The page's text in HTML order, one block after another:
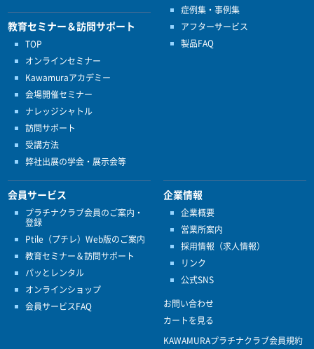
教育セミナー＆訪問サポート
TOP
オンラインセミナー
Kawamuraアカデミー
会場開催セミナー
ナレッジシャトル
訪問サポート
受講方法
弊社出展の学会・展示会等
症例集・事例集
アフターサービス
製品FAQ
会員サービス
プラチナクラブ会員のご案内・
登録
Ptile（プチレ）Web版のご案内
教育セミナー＆訪問サポート
パッとレンタル
オンラインショップ
会員サービスFAQ
企業情報
企業概要
営業所案内
採用情報（求人情報）
リンク
公式SNS
お問い合わせ
カートを見る
KAWAMURAプラチナクラブ会員規約